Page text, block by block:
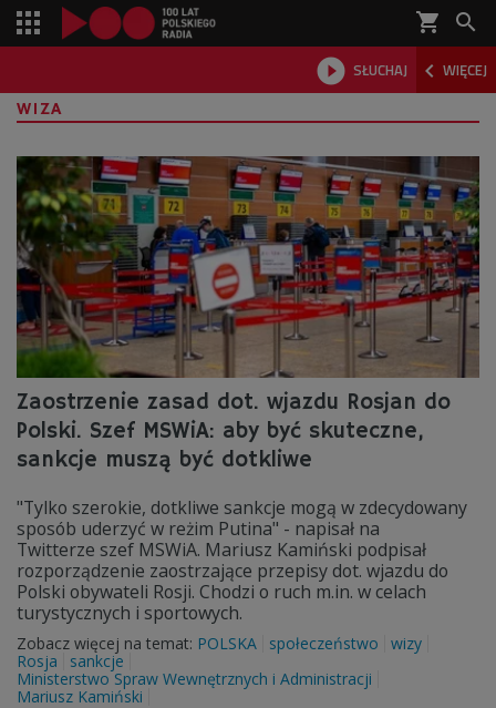
shopping_cart 
 SŁUCHAJ  WIĘCEJ

WIZA
Zaostrzenie zasad dot. wjazdu Rosjan do
Polski. Szef MSWiA: aby być skuteczne,
sankcje muszą być dotkliwe
"Tylko szerokie, dotkliwe sankcje mogą w zdecydowany
sposób uderzyć w reżim Putina" - napisał na
Twitterze szef MSWiA. Mariusz Kamiński podpisał
rozporządzenie zaostrzające przepisy dot. wjazdu do
Polski obywateli Rosji. Chodzi o ruch m.in. w celach
turystycznych i sportowych.
Zobacz więcej na temat: POLSKA społeczeństwo
wizy
Rosja
sankcje
Ministerstwo Spraw Wewnętrznych i Administracji
Mariusz Kamiński